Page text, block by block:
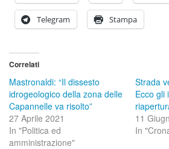
Telegram Stampa
Correlati
Mastronaldi: “Il dissesto
idrogeologico della zona delle
Capannelle va risolto”
27 Aprile 2021
In "Politica ed
amministrazione"
Strada
Ecco gli
11
In